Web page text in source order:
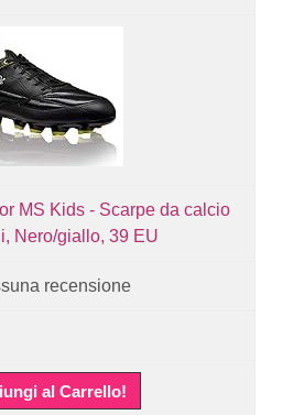
MS Kids - Scarpe da calcio
Nero/giallo, 39 EU
recensione
al Carrello!